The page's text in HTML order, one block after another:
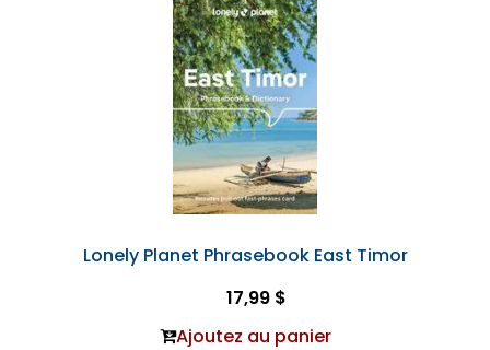
Lonely Planet Phrasebook East Timor
17,99 $
Ajoutez au panier